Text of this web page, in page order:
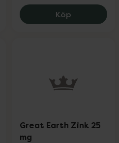
Garden CuraMIN Ledhälsa,
Köp Collaxan
Great Earth Zink 25
mg